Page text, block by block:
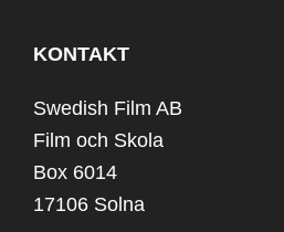
KONTAKT
Swedish Film AB
Film och Skola
Box 6014
17106 Solna